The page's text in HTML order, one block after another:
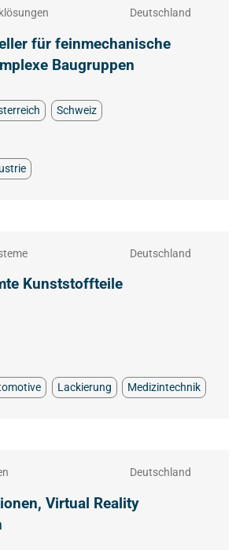
Deutschland
für feinmechanische
Baugruppen
Schweiz
Deutschland
Kunststoffteile
Lackierung Medizintechnik
Deutschland
Virtual Reality